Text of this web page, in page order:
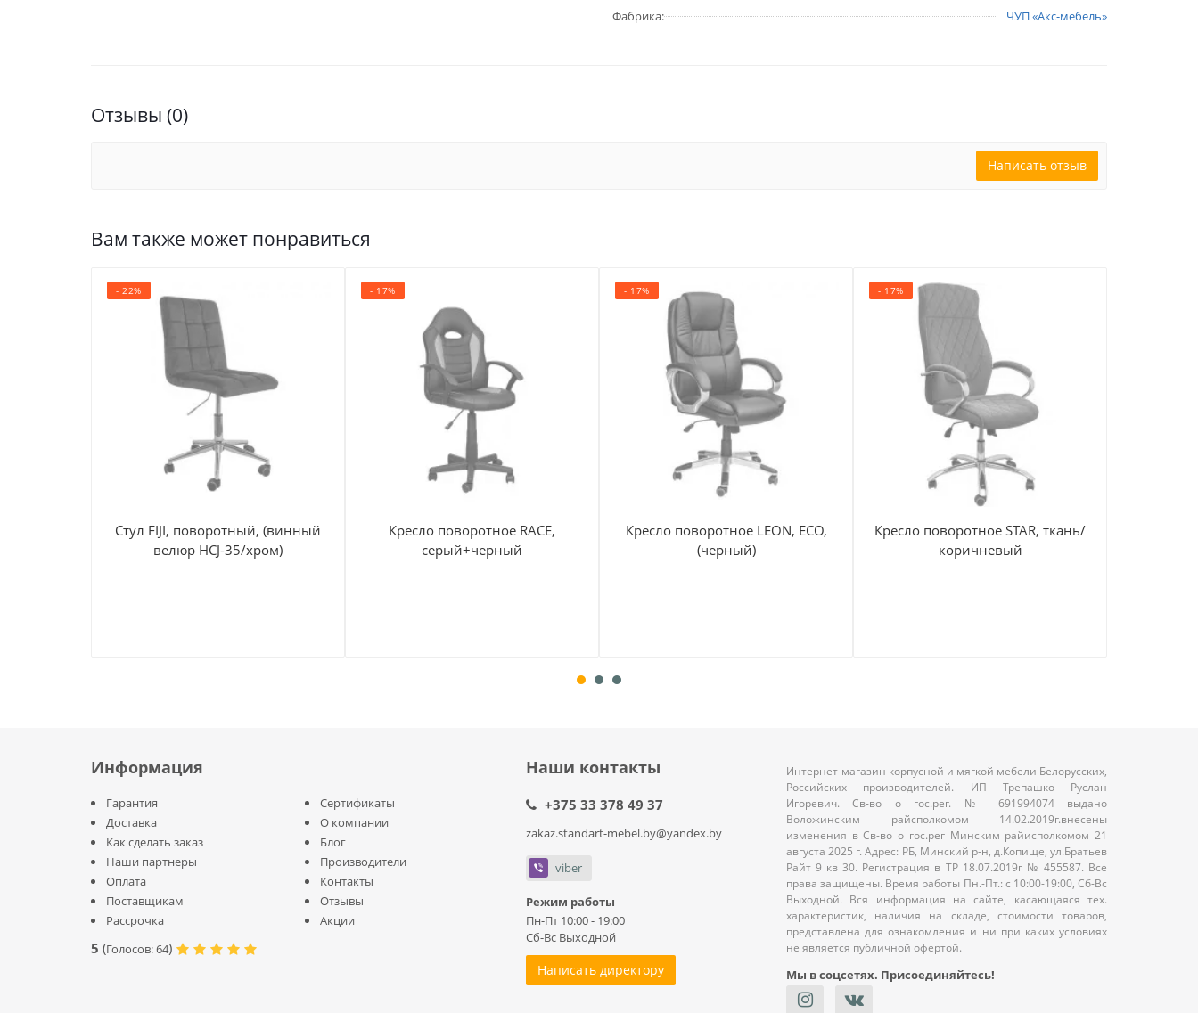
Фабрика:
ЧУП «Акс-мебель»
Отзывы (0)
Написать отзыв
Вам также может понравиться
- 22%
Стул FIJI, поворотный, (винный
велюр HCJ-35/хром)
- 17%
Кресло поворотное RACE,
серый+черный
- 17%
Кресло поворотное LEON, ECO,
(черный)
- 17%
Кресло поворотное STAR, ткань/
коричневый
Информация
Гарантия
Доставка
Как сделать заказ
Наши партнеры
Оплата
Поставщикам
Рассрочка
Сертификаты
О компании
Блог
Производители
Контакты
Отзывы
Акции
5 (Голосов:64)
Наши контакты
+375 33 378 49 37
zakaz.standart-mebel.by@yandex.by
viber
Режим работы
Пн-Пт 10:00 - 19:00
Сб-Вс Выходной
Написать директору
Интернет-магазин корпусной и мягкой мебели Белорусских,
Российских производителей. ИП Трепашко Руслан
Игоревич. Св-во о гос.рег. № 691994074 выдано
Воложинским райсполкомом 14.02.2019г.внесены
изменения в Св-во о гос.рег Минским райисполкомом 21
августа 2025 г. Адрес: РБ, Минский р-н, д.Копище, ул.Братьев
Райт 9 кв 30. Регистрация в ТР 18.07.2019г № 455587. Все
права защищены. Время работы Пн.-Пт.: с 10:00-19:00, Сб-Вс
Выходной. Вся информация на сайте, касающаяся тех.
характеристик, наличия на складе, стоимости товаров,
представлена для ознакомления и ни при каких условиях
не является публичной офертой.
Мы в соцсетях. Присоединяйтесь!